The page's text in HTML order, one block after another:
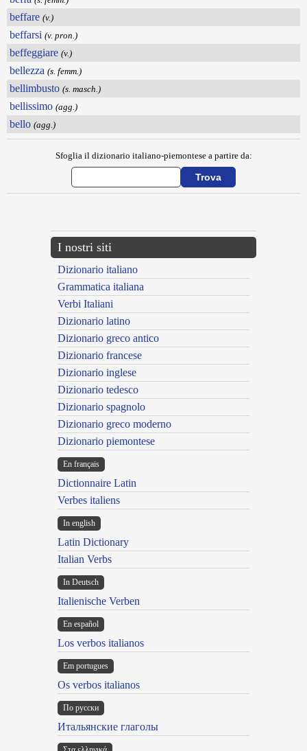
beffare (v.)
beffarsi (v. pron.)
beffeggiare (v.)
bellezza (s. femm.)
bellimbusto (s. masch.)
bellissimo (agg.)
bello (agg.)
Sfoglia il dizionario italiano-piemontese a partire da:
I nostri siti
Dizionario italiano
Grammatica italiana
Verbi Italiani
Dizionario latino
Dizionario greco antico
Dizionario francese
Dizionario inglese
Dizionario tedesco
Dizionario spagnolo
Dizionario greco moderno
Dizionario piemontese
En français
Dictionnaire Latin
Verbes italiens
In english
Latin Dictionary
Italian Verbs
In Deutsch
Italienische Verben
En español
Los verbos italianos
Em portugues
Os verbos italianos
По русски
Итальянские глаголы